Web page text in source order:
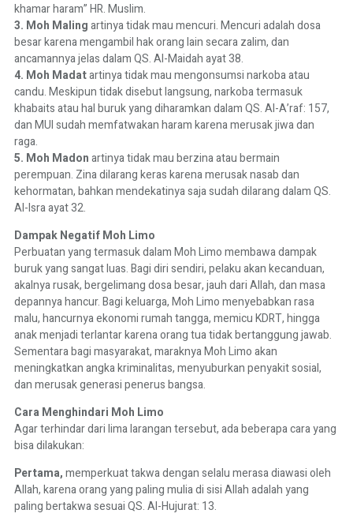
khamar haram” HR. Muslim.
3. Moh Malingartinya tidak mau mencuri. Mencuri adalah dosa
besar karena mengambil hak orang lain secara zalim, dan
ancamannya jelas dalam QS. Al-Maidah ayat 38.
4. Moh Madatartinya tidak mau mengonsumsi narkoba atau
candu. Meskipun tidak disebut langsung, narkoba termasuk
khabaits atau hal buruk yang diharamkan dalam QS. Al-A’raf: 157,
dan MUI sudah memfatwakan haram karena merusak jiwa dan
raga.
5. Moh Madonartinya tidak mau berzina atau bermain
perempuan. Zina dilarang keras karena merusak nasab dan
kehormatan, bahkan mendekatinya saja sudah dilarang dalam QS.
Al-Isra ayat 32.
Dampak Negatif Moh Limo
Perbuatan yang termasuk dalam Moh Limo membawa dampak
buruk yang sangat luas. Bagi diri sendiri, pelaku akan kecanduan,
akalnya rusak, bergelimang dosa besar, jauh dari Allah, dan masa
depannya hancur. Bagi keluarga, Moh Limo menyebabkan rasa
malu, hancurnya ekonomi rumah tangga, memicu KDRT, hingga
anak menjadi terlantar karena orang tua tidak bertanggung jawab.
Sementara bagi masyarakat, maraknya Moh Limo akan
meningkatkan angka kriminalitas, menyuburkan penyakit sosial,
dan merusak generasi penerus bangsa.
Cara Menghindari Moh Limo
Agar terhindar dari lima larangan tersebut, ada beberapa cara yang
bisa dilakukan:
Pertama,memperkuat takwa dengan selalu merasa diawasi oleh
Allah, karena orang yang paling mulia di sisi Allah adalah yang
paling bertakwa sesuai QS. Al-Hujurat: 13.